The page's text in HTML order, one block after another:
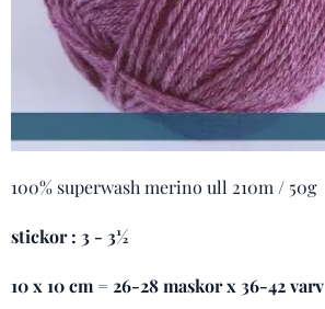
100% superwash merino ull 210m / 50g
stickor : 3 - 3½
10 x 10 cm = 26-28 maskor x 36-42 varv